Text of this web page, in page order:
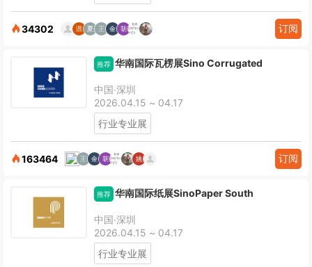
34302 订阅
推荐 华南国际瓦楞展Sino Corrugated
中国·深圳
2026.04.15 ~ 04.17
行业专业展
163464 订阅
推荐 华南国际纸展SinoPaper South
中国·深圳
2026.04.15 ~ 04.17
行业专业展